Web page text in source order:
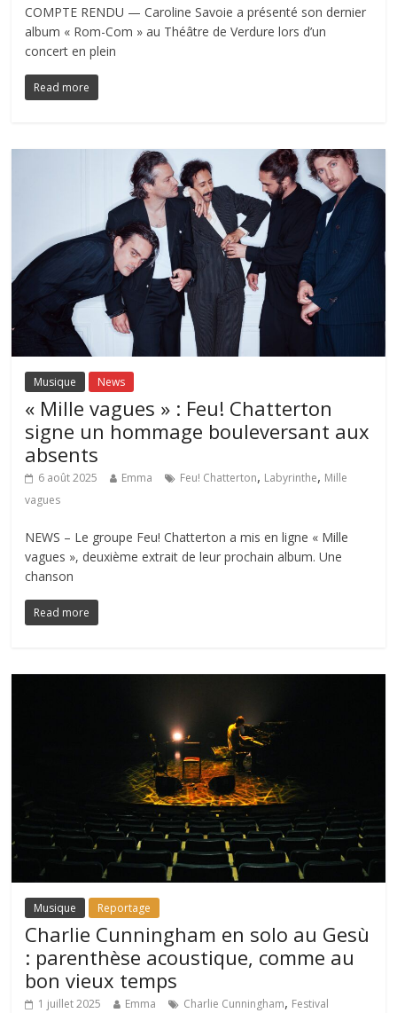
COMPTE RENDU — Caroline Savoie a présenté son dernier
album « Rom-Com » au Théâtre de Verdure lors d’un
concert en plein
Read more
Musique News
« Mille vagues » : Feu! Chatterton
signe un hommage bouleversant aux
absents
6 août 2025 Emma Feu! Chatterton, Labyrinthe, Mille
vagues
NEWS – Le groupe Feu! Chatterton a mis en ligne « Mille
vagues », deuxième extrait de leur prochain album. Une
chanson
Read more
Musique Reportage
Charlie Cunningham en solo au Gesù
: parenthèse acoustique, comme au
bon vieux temps
1 juillet 2025 Emma Charlie Cunningham, Festival